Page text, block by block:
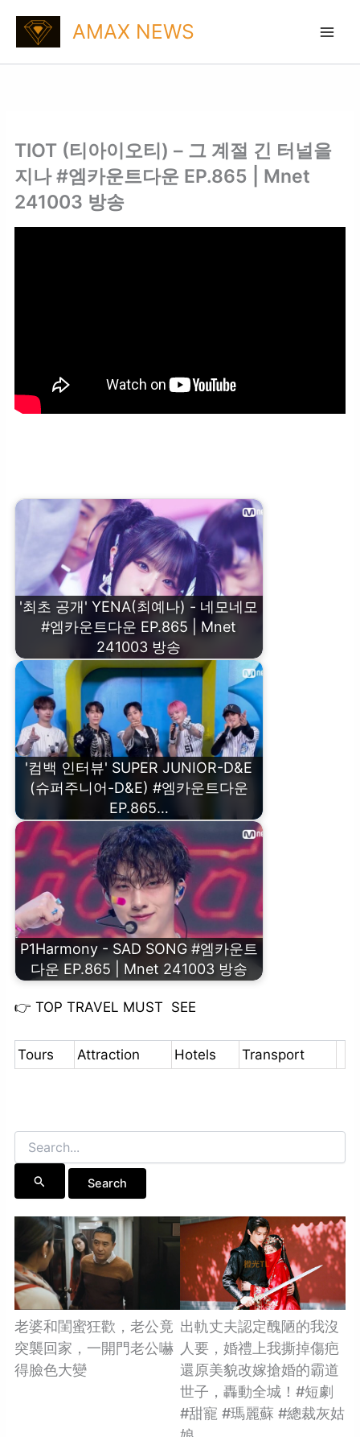
content
AMAX NEWS
TIOT (티아이오티) – 그 계절 긴 터널을
지나 #엠카운트다운 EP.865 | Mnet
241003 방송
'최초 공개' YENA(최예나) - 네모네모
#엠카운트다운 EP.865 | Mnet
241003 방송
'컴백 인터뷰' SUPER JUNIOR-D&E
(슈퍼주니어-D&E) #엠카운트다운
EP.865…
P1Harmony - SAD SONG #엠카운트
다운 EP.865 | Mnet 241003 방송
👉 TOP TRAVEL MUST SEE
Tours Attraction Hotels Transport
Search
for:
老婆和閨蜜狂歡，老公竟
突襲回家，一開門老公嚇
得臉色大變
出軌丈夫認定醜陋的我沒
人要，婚禮上我撕掉傷疤
還原美貌改嫁搶婚的霸道
世子，轟動全城！#短劇
#甜寵 #瑪麗蘇 #總裁灰姑